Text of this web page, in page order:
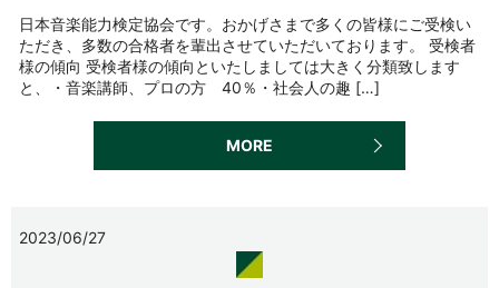
日本音楽能力検定協会です。おかげさまで多くの皆様にご受検い
ただき、多数の合格者を輩出させていただいております。 受検者
様の傾向 受検者様の傾向といたしましては大きく分類致します
と、・音楽講師、プロの方 40％・社会人の趣 […]
MORE
2023/06/27